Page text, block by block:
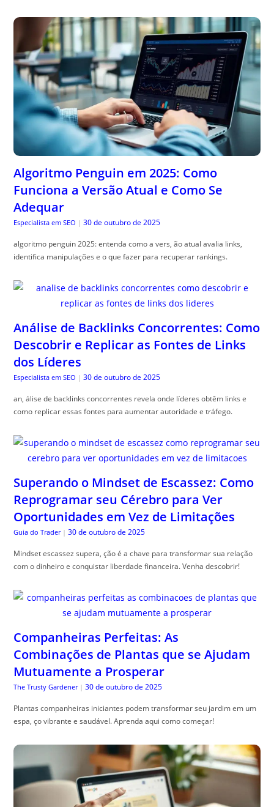
Algoritmo Penguin em 2025: Como
Funciona a Versão Atual e Como Se
Adequar
Especialista em SEO | 30 de outubro de 2025
algoritmo penguin 2025: entenda como a vers, ão atual avalia links,
identifica manipulações e o que fazer para recuperar rankings.
Análise de Backlinks Concorrentes: Como
Descobrir e Replicar as Fontes de Links
dos Líderes
Especialista em SEO | 30 de outubro de 2025
an, álise de backlinks concorrentes revela onde líderes obtêm links e
como replicar essas fontes para aumentar autoridade e tráfego.
Superando o Mindset de Escassez: Como
Reprogramar seu Cérebro para Ver
Oportunidades em Vez de Limitações
Guia do Trader | 30 de outubro de 2025
Mindset escassez supera, ção é a chave para transformar sua relação
com o dinheiro e conquistar liberdade financeira. Venha descobrir!
Companheiras Perfeitas: As
Combinações de Plantas que se Ajudam
Mutuamente a Prosperar
The Trusty Gardener | 30 de outubro de 2025
Plantas companheiras iniciantes podem transformar seu jardim em um
espa, ço vibrante e saudável. Aprenda aqui como começar!